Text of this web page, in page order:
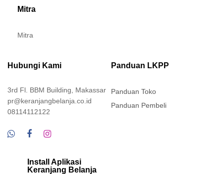
Mitra
Mitra
Hubungi Kami
3rd Fl. BBM Building, Makassar
pr@keranjangbelanja.co.id
08114112122
Panduan LKPP
Panduan Toko
Panduan Pembeli
Install Aplikasi
Keranjang Belanja